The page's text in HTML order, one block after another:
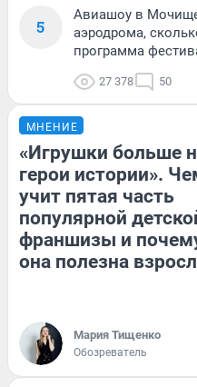
5
Авиашоу в
аэродрома,
программа
27 378 50
МНЕНИЕ
«Игрушки больше
герои истории».
учит пятая часть
популярной
франшизы и
она полезна
Мария Тищенко
Обозреватель